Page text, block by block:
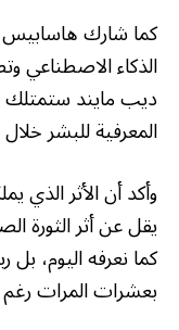
كما شارك هاسابيس
الذكاء الاصطناعي
ديب مايند ستمتلك
المعرفية للبشر
وأكد أن الأثر الذي
يقل عن أثر الثورة
كما نعرفه اليوم، بل
بعشرات المرات رغم